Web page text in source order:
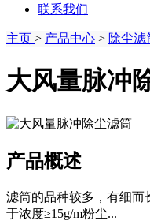
联系我们
主页 > 产品中心 > 除尘滤
大风量脉冲
产品概述
滤筒的品种较多，有细而
于浓度≥15g/m粉尘...